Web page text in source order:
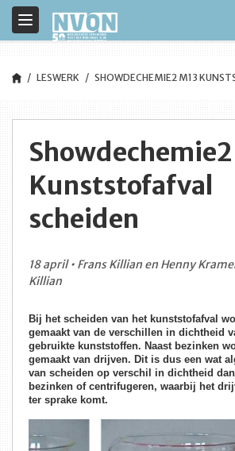
Toggle
navigation
LESWERK SHOWDECHEMIE2 M13
Showdechemie2
Kunststofafval
scheiden
18 april • Frans Killian en Henny
Killian
Bij het scheiden van het kunststofafval
gemaakt van de verschillen in dichtheid
gebruikte kunststoffen. Naast bezinken
gemaakt van drijven. Dit is dus een wat
van scheiden op verschil in dichtheid
bezinken of centrifugeren, waarbij het
ter sprake komt.